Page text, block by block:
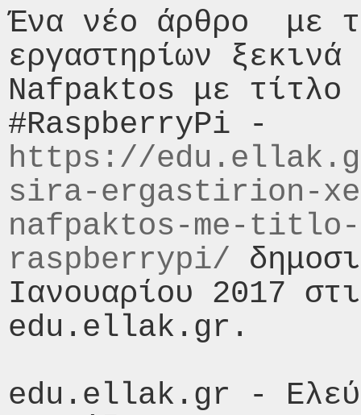
Ένα νέο άρθρο  με
εργαστηρίων
Nafpaktos με
https://
sira-ergastirion-
nafpaktos-me-
raspberrypi/
Ιανουαρίου 2017
edu.ellak.gr.
edu.ellak.gr -